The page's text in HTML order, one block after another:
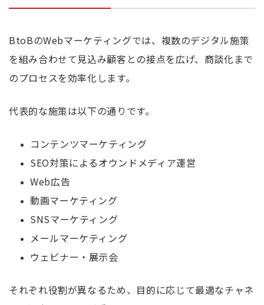
BtoBのWebマーケティングでは、複数のデジタル施策
を組み合わせて見込み顧客との接点を広げ、商談化まで
のプロセスを効率化します。
代表的な施策は以下の通りです。
コンテンツマーケティング
SEO対策によるオウンドメディア運営
Web広告
動画マーケティング
SNSマーケティング
メールマーケティング
ウェビナー・展示会
それぞれ役割が異なるため、目的に応じて最適なチャネ